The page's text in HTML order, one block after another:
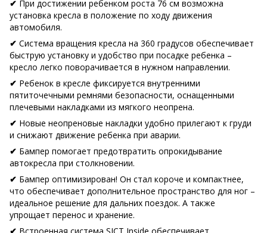
✔ При достижении ребенком роста 76 см возможна
установка кресла в положение по ходу движения
автомобиля.
✔ Система вращения кресла на 360 градусов обеспечивает
быструю установку и удобство при посадке ребенка –
кресло легко поворачивается в нужном направлении.
✔ Ребенок в кресле фиксируется внутренними
пятиточечными ремнями безопасности, оснащенными
плечевыми накладками из мягкого неопрена.
✔ Новые неопреновые накладки удобно прилегают к груди
и снижают движение ребенка при аварии.
✔ Бампер помогает предотвратить опрокидывание
автокресла при столкновении.
✔ Бампер оптимизирован! Он стал короче и компактнее,
что обеспечивает дополнительное пространство для ног –
идеальное решение для дальних поездок. А также
упрощает перенос и хранение.
✔ Встроенная система SICT Inside обеспечивает